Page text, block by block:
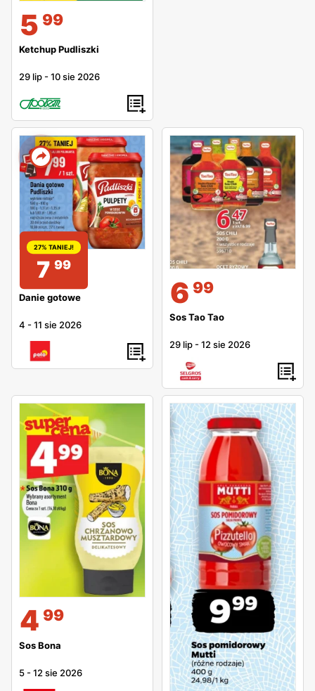
5 99
Ketchup Pudliszki
29 lip -10 sie 2026
27% TANIEJ!
7 99
Danie gotowe
4 -11 sie 2026
6 99
Sos Tao Tao
29 lip -12 sie 2026
4 99
Sos Bona
5 -12 sie 2026